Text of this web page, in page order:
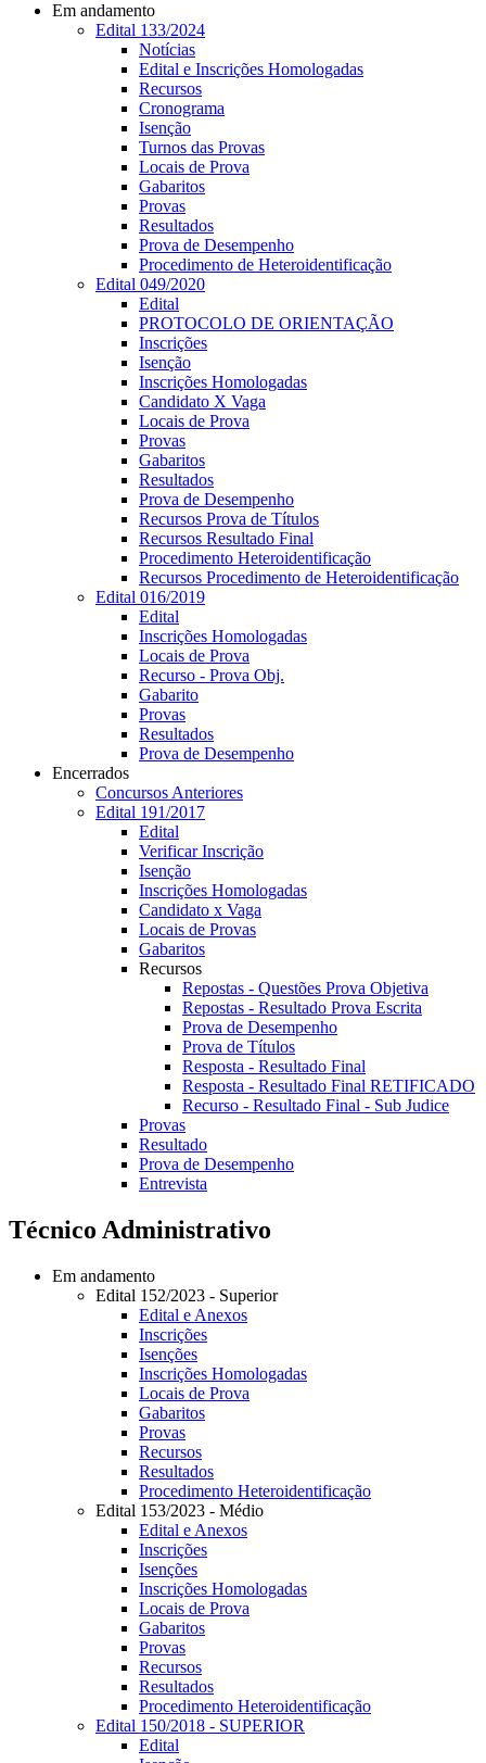
Em andamento
Edital 133/2024
Notícias
Edital e Inscrições Homologadas
Recursos
Cronograma
Isenção
Turnos das Provas
Locais de Prova
Gabaritos
Provas
Resultados
Prova de Desempenho
Procedimento de Heteroidentificação
Edital 049/2020
Edital
PROTOCOLO DE ORIENTAÇÃO
Inscrições
Isenção
Inscrições Homologadas
Candidato X Vaga
Locais de Prova
Provas
Gabaritos
Resultados
Prova de Desempenho
Recursos Prova de Títulos
Recursos Resultado Final
Procedimento Heteroidentificação
Recursos Procedimento de Heteroidentificação
Edital 016/2019
Edital
Inscrições Homologadas
Locais de Prova
Recurso - Prova Obj.
Gabarito
Provas
Resultados
Prova de Desempenho
Encerrados
Concursos Anteriores
Edital 191/2017
Edital
Verificar Inscrição
Isenção
Inscrições Homologadas
Candidato x Vaga
Locais de Provas
Gabaritos
Recursos
Repostas - Questões Prova Objetiva
Repostas - Resultado Prova Escrita
Prova de Desempenho
Prova de Títulos
Resposta - Resultado Final
Resposta - Resultado Final RETIFICADO
Recurso - Resultado Final - Sub Judice
Provas
Resultado
Prova de Desempenho
Entrevista
Técnico Administrativo
Em andamento
Edital 152/2023 - Superior
Edital e Anexos
Inscrições
Isenções
Inscrições Homologadas
Locais de Prova
Gabaritos
Provas
Recursos
Resultados
Procedimento Heteroidentificação
Edital 153/2023 - Médio
Edital e Anexos
Inscrições
Isenções
Inscrições Homologadas
Locais de Prova
Gabaritos
Provas
Recursos
Resultados
Procedimento Heteroidentificação
Edital 150/2018 - SUPERIOR
Edital